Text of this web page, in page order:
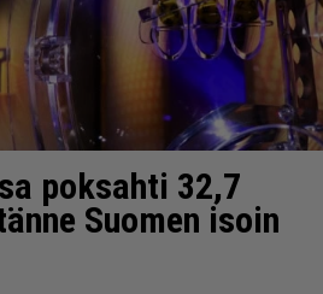
poksahti 32,7
Suomen isoin